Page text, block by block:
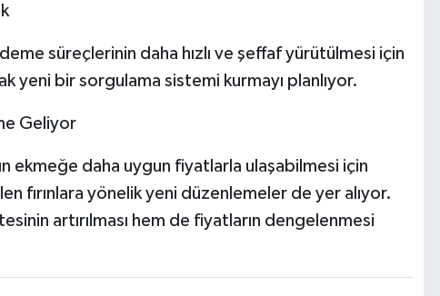
süreçlerinin daha hızlı ve şeffaf yürütülmesi için
yeni bir sorgulama sistemi kurmayı planlıyor.
Geliyor
ekmeğe daha uygun fiyatlarla ulaşabilmesi için
fırınlara yönelik yeni düzenlemeler de yer alıyor.
artırılması hem de fiyatların dengelenmesi